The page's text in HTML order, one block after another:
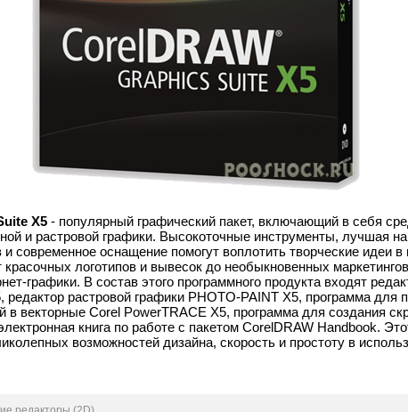
X5 - популярный графический пакет, включающий в себя
и растровой графики. Высокоточные инструменты, лучшая
современное оснащение помогут воплотить творческие идеи
красочных логотипов и вывесок до необыкновенных
графики. В состав этого программного продукта входят
редактор растровой графики PHOTO-PAINT X5, программа для
в векторные Corel PowerTRACE X5, программа для создания
книга по работе с пакетом CorelDRAW Handbook.
возможностей дизайна, скорость и простоту в